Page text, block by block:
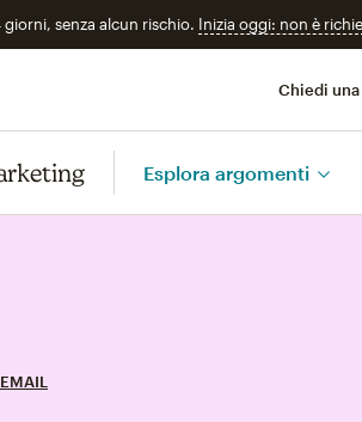
senza alcun rischio. Inizia oggi: non è
Chiedi
Esplora argomenti